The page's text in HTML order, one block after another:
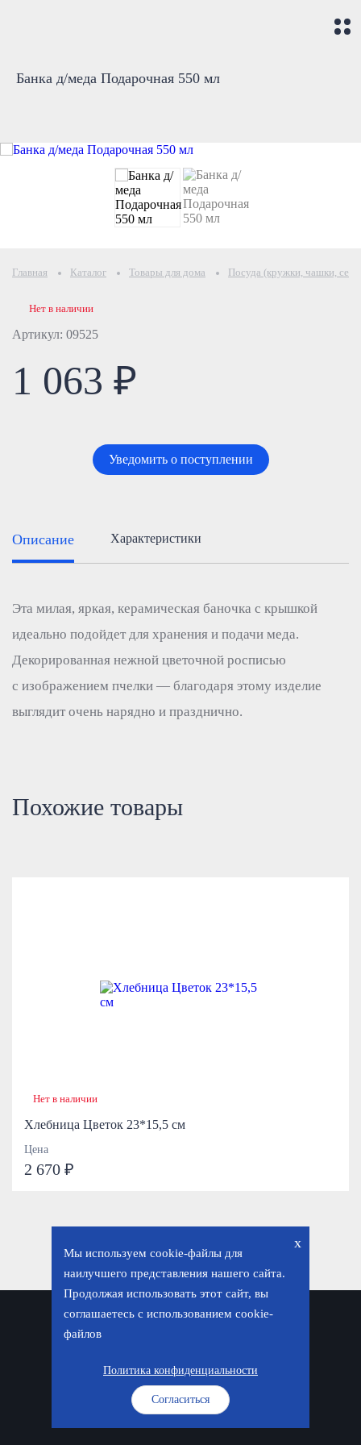
Банка д/меда Подарочная 550 мл
Главная Каталог Товары для дома Посуда (кружки, чашки,
Артикул: 09525
Нет в наличии
1 063 ₽
Уведомить о поступлении
Описание Характеристики
Эта милая, яркая, керамическая баночка с крышкой
идеально подойдет для хранения и подачи меда.
Декорированная нежной цветочной росписью
с изображением пчелки — благодаря этому изделие
выглядит очень нарядно и празднично.
Похожие товары
Нет в наличии
Хлебница Цветок 23*15,5 см
Цена
2 670 ₽
x
Мы используем cookie-файлы для
наилучшего представления нашего сайта.
Продолжая использовать этот сайт, вы
соглашаетесь с использованием cookie-
файлов
Согласиться
Политика конфиденциальности